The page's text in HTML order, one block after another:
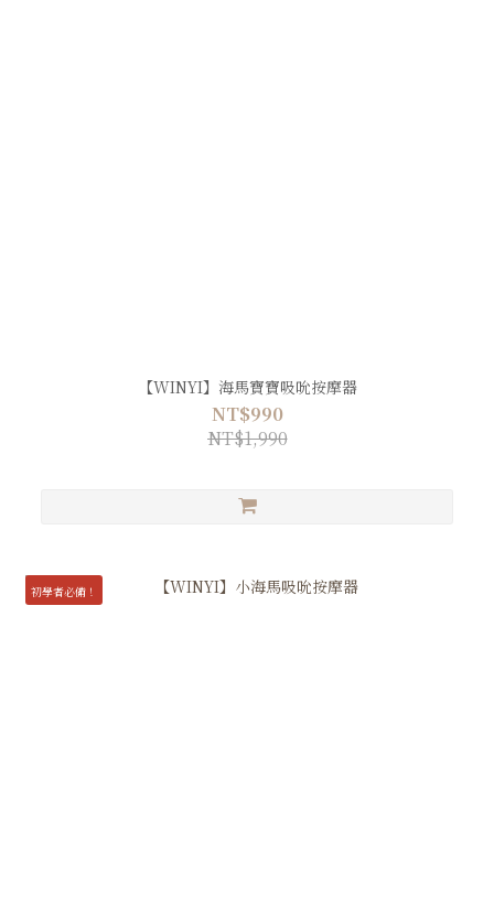
【WINYI】海馬寶寶吸吮按摩器
NT$990
NT$1,990
初學者必備！